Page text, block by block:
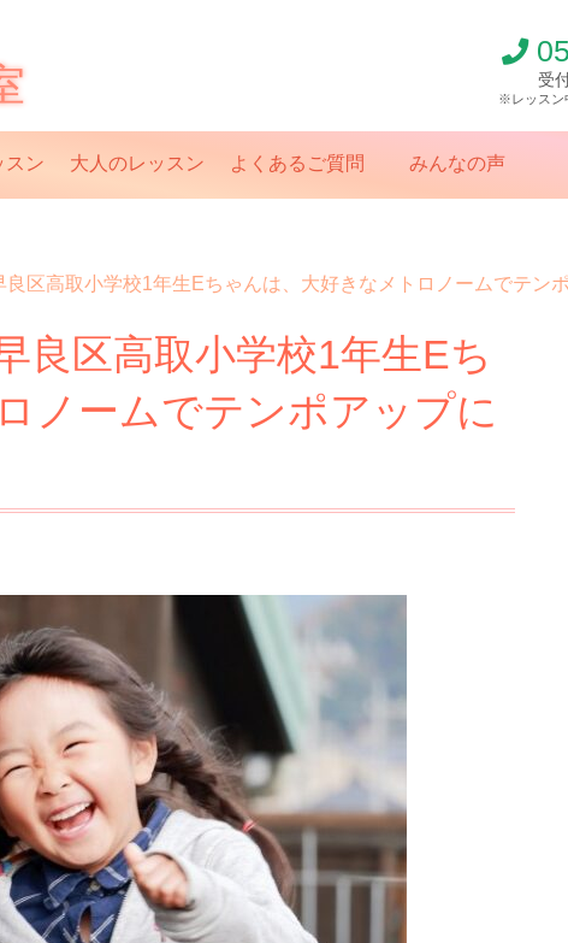
受
※レッスン
スン 大人のレッスン よくあるご質問 みんなの声
区高取小学校1年生Eちゃんは、大好きなメトロノームでテン
良区高取小学校1年生Eち
ノームでテンポアップに